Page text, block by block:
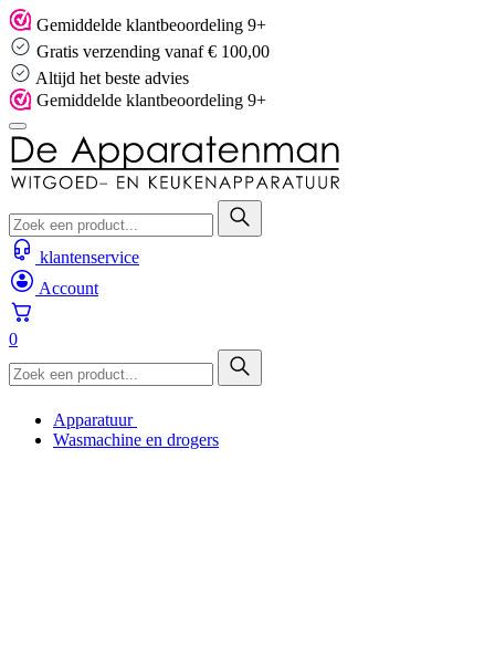
Skip
to
content
Gemiddelde klantbeoordeling 9+
Gratis verzending vanaf € 100,00
Altijd het beste advies
Gemiddelde klantbeoordeling 9+
klantenservice
Account
0
Apparatuur
Wasmachine en drogers